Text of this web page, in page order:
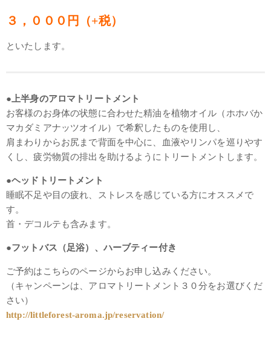
３，０００円（+税）
といたします。
●上半身のアロマトリートメント
お客様のお身体の状態に合わせた精油を植物オイル（ホホバか
マカダミアナッツオイル）で希釈したものを使用し、
肩まわりからお尻まで背面を中心に、血液やリンパを巡りやす
くし、疲労物質の排出を助けるようにトリートメントします。
●ヘッドトリートメント
睡眠不足や目の疲れ、ストレスを感じている方にオススメで
す。
首・デコルテも含みます。
●フットバス（足浴）、ハーブティー付き
ご予約はこちらのページからお申し込みください。
（キャンペーンは、アロマトリートメント３０分をお選びくだ
さい）
http://littleforest-aroma.jp/reservation/